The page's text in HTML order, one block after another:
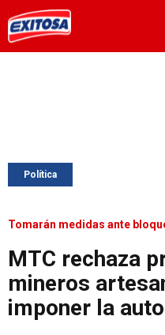
Política
Tomarán medidas ante
MTC rechaza
mineros
imponer la